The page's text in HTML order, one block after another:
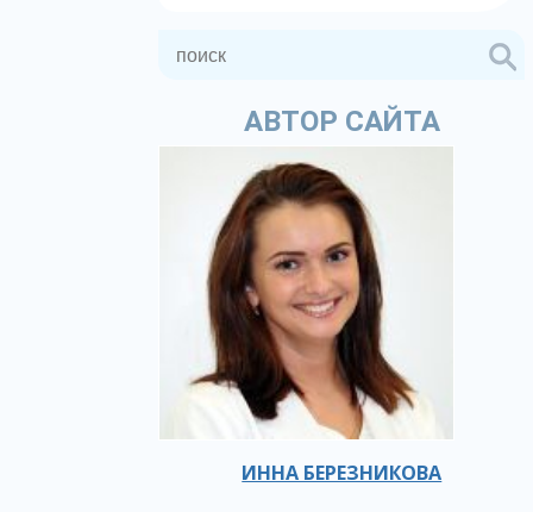
АВТОР САЙТА
ИННА БЕРЕЗНИКОВА